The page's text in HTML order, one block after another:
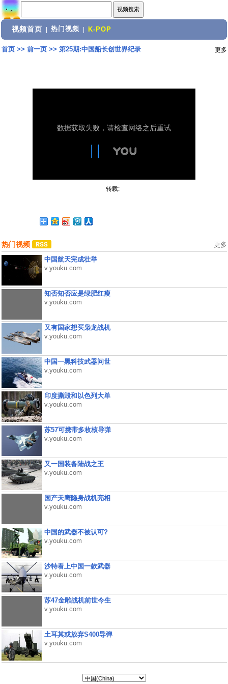
视频首页 热门视频 K-POP
首页>> 前一页>> 第25期:中国船长创世界纪录 更多
转载:
热门视频 更多
中国航天完成壮举
v.youku.com
知否知否应是绿肥红瘦
v.youku.com
又有国家想买枭龙战机
v.youku.com
中国一黑科技武器问世
v.youku.com
印度撕毁和以色列大单
v.youku.com
苏57可携带多枚核导弹
v.youku.com
又一国装备陆战之王
v.youku.com
国产天鹰隐身战机亮相
v.youku.com
中国的武器不被认可?
v.youku.com
沙特看上中国一款武器
v.youku.com
苏47金雕战机前世今生
v.youku.com
土耳其或放弃S400导弹
v.youku.com